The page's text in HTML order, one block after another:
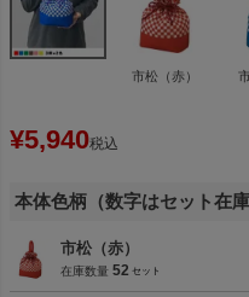
市松（赤）
¥5,940税込
本体色柄（数字はセット在庫
市松（赤）
在庫数量 52